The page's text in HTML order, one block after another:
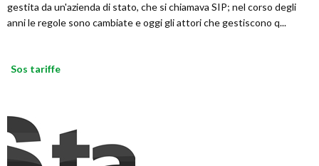
gestita da un'azienda di stato, che si chiamava SIP; nel corso degli
anni le regole sono cambiate e oggi gli attori che gestiscono q...
Sos tariffe